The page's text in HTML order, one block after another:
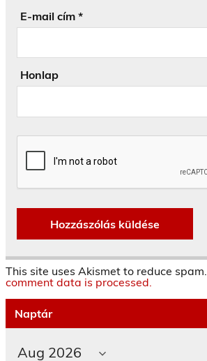
E-mail cím *
Honlap
This site uses Akismet to reduce spam.
comment data is processed.
Naptár